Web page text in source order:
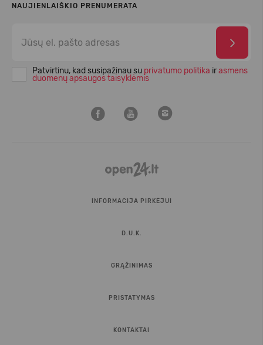
NAUJIENLAIŠKIO PRENUMERATA
Patvirtinu, kad susipažinau su privatumo politika irasmens
duomenų apsaugos taisyklėmis
INFORMACIJA PIRKĖJUI
D.U.K.
GRĄŽINIMAS
PRISTATYMAS
KONTAKTAI